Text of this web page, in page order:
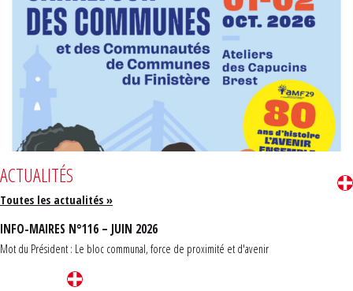
ACTUALITÉS
Toutes les actualités »
INFO-MAIRES N°116 – JUIN 2026
Mot du Président : Le bloc communal, force de proximité et d'avenir